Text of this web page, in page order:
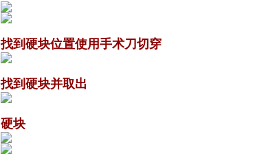
找到硬块位置使用手术刀切穿
找到硬块并取出
硬块